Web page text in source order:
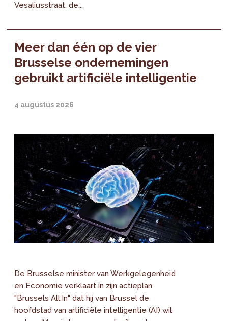
Vesaliusstraat, de...
Meer dan één op de vier
Brusselse ondernemingen
gebruikt artificiële intelligentie
4 augustus 2026
De Brusselse minister van Werkgelegenheid
en Economie verklaart in zijn actieplan
"Brussels All.In" dat hij van Brussel de
hoofdstad van artificiële intelligentie (AI) wil